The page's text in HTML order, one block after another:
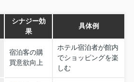
シナジー効
果
具体例
宿泊客の購
買意欲向上
ホテル宿泊者が館内
でショッピングを楽
しむ